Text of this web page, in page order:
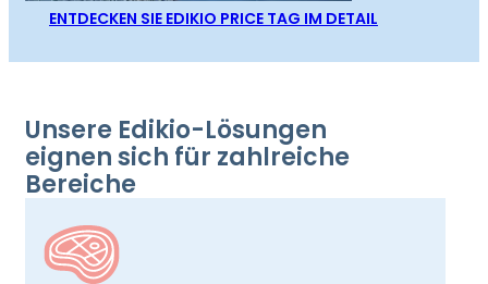
ENTDECKEN SIE EDIKIO PRICE TAG IM DETAIL
Unsere Edikio-Lösungen
eignen sich für zahlreiche
Bereiche